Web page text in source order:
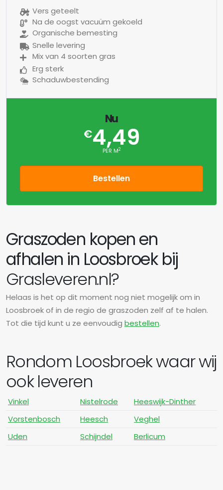
Vers geteelt
Na de oogst vacuüm gekoeld
Organische bemesting
Snelle levering
Mix van 4 soorten gras
Erg sterk
Schaduwbestending
Nu
€4,49
PER M2
Bestellen
Graszoden kopen en
afhalen in Loosbroek bij
Grasleveren.nl?
Helaas is het op dit moment nog niet mogelijk om in
Loosbroek of in de regio de graszoden zelf af te halen.
Tot die tijd kunt u ze eenvoudig bestellen.
Rondom Loosbroek waar wij
ook leveren
Vinkel Nistelrode
Heeswijk-Dinther
Vorstenbosch
Heesch
Veghel
Uden
Schijndel Berlicum